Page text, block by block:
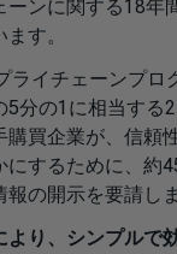
ーンに関する18年
す。
ライチェーンプロ
5分の1に相当する
購買企業が、信頼
にするために、約
の開示を要請し
より、シンプルで